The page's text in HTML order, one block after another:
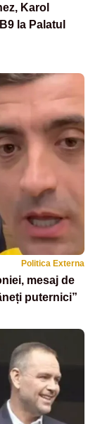
Karol
la Palatul
Politica Externa
mesaj de
puternici”